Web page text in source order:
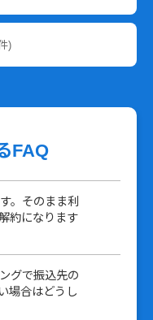
)
FAQ
。そのまま利
約になります
グで振込先の
場合はどうし